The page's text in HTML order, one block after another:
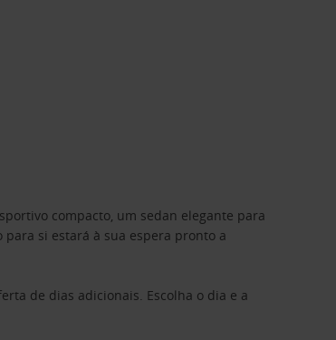
compacto, um sedan elegante para
si estará à sua espera pronto a
de dias adicionais. Escolha o dia e a